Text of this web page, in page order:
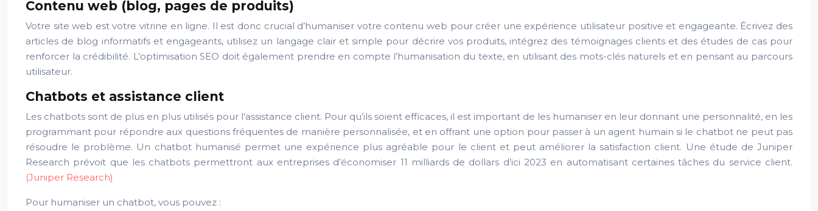
Contenu web (blog, pages de produits)
Votre site web est votre vitrine en ligne. Il est donc crucial d’humaniser votre contenu web pour créer une expérience utilisateur positive et engageante. Écrivez des
articles de blog informatifs et engageants, utilisez un langage clair et simple pour décrire vos produits, intégrez des témoignages clients et des études de cas pour
renforcer la crédibilité. L’optimisation SEO doit également prendre en compte l’humanisation du texte, en utilisant des mots-clés naturels et en pensant au parcours
utilisateur.
Chatbots et assistance client
Les chatbots sont de plus en plus utilisés pour l’assistance client. Pour qu’ils soient efficaces, il est important de les humaniser en leur donnant une personnalité, en les
programmant pour répondre aux questions fréquentes de manière personnalisée, et en offrant une option pour passer à un agent humain si le chatbot ne peut pas
résoudre le problème. Un chatbot humanisé permet une expérience plus agréable pour le client et peut améliorer la satisfaction client. Une étude de Juniper
Research prévoit que les chatbots permettront aux entreprises d’économiser 11 milliards de dollars d’ici 2023 en automatisant certaines tâches du service client.
(Juniper Research)
Pour humaniser un chatbot, vous pouvez :